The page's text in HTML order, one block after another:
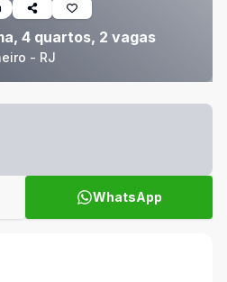
4 quartos, 2 vagas
- RJ
WhatsApp